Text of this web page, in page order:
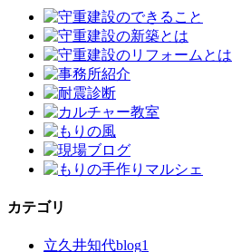
カテゴリ
立久井知代blog1